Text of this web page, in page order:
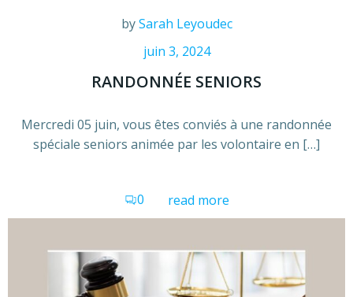
bySarah Leyoudec
juin 3, 2024
RANDONNÉE SENIORS
Mercredi 05 juin, vous êtes conviés à une randonnée
spéciale seniors animée par les volontaire en […]
0 read more